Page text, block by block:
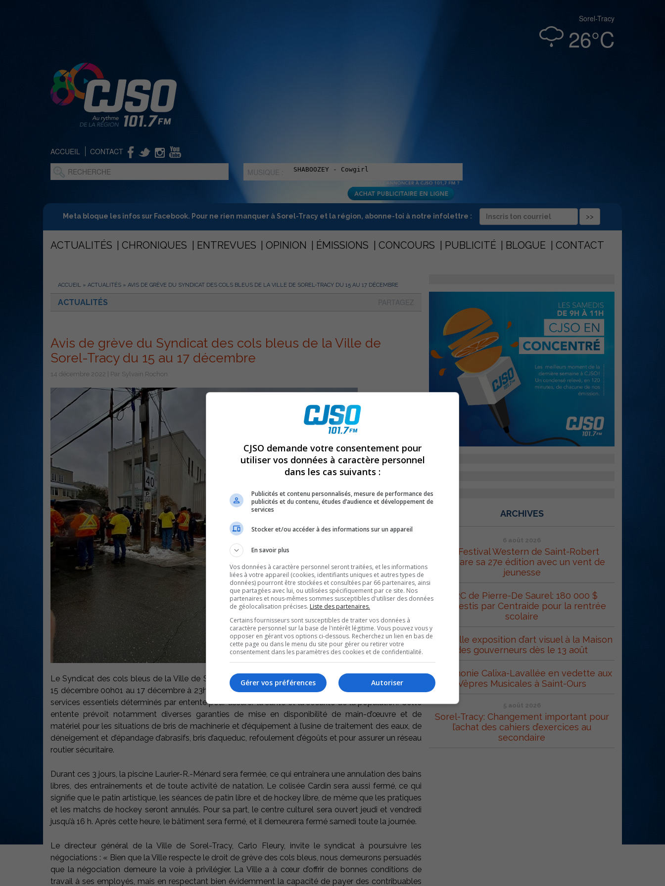
Sorel-Tracy
26°C
ACCUEIL CONTACT
MUSIQUE :
Meta bloque les infos sur Facebook. Pour ne rien manquer à Sorel-Tracy et la région, abonne-toi à notre infolettre :
ACTUALITÉS CHRONIQUES ENTREVUES OPINION ÉMISSIONS CONCOURS PUBLICITÉ BLOGUE CONTACT
ACCUEIL » ACTUALITÉS » AVIS DE GRÈVE DU SYNDICAT DES COLS BLEUS DE LA VILLE DE SOREL-TRACY DU 15 AU 17 DÉCEMBRE
ACTUALITÉS PARTAGEZ
Avis de grève du Syndicat des cols bleus de la Ville de
Sorel-Tracy du 15 au 17 décembre
14 décembre 2022 | Par Sylvain Rochon
Le Syndicat des cols bleus de la Ville de Sorel-Tracy donne avis d’une grève à durée déterminée du
15 décembre 00h01 au 17 décembre à 23h59. Le Tribunal administratif du travail a jugé suffisants les
services essentiels déterminés par entente pour assurer la santé et la sécurité de la population. Cette
entente prévoit notamment diverses garanties de mise en disponibilité de main-d’œuvre et de
matériel pour les situations de bris de machinerie et d’équipement à l’usine de traitement des eaux, de
déneigement et d’épandage d’abrasifs, bris d’aqueduc, refoulement d’égoûts et pour assurer un réseau
routier sécuritaire.
Durant ces 3 jours, la piscine Laurier-R.-Ménard sera fermée, ce qui entraînera une annulation des bains
libres, des entraînements et de toute activité de natation. Le colisée Cardin sera aussi fermé, ce qui
signifie que le patin artistique, les séances de patin libre et de hockey libre, de même que les pratiques
et les matchs de hockey seront annulés. Pour sa part, le centre culturel sera ouvert jeudi et vendredi
jusqu’à 16 h. Après cette heure, le bâtiment sera fermé, et il demeurera fermé samedi toute la journée.
Le directeur général de la Ville de Sorel-Tracy, Carlo Fleury, invite le syndicat à poursuivre les
négociations : « Bien que la Ville respecte le droit de grève des cols bleus, nous demeurons persuadés
que la négociation demeure la voie à privilégier. La Ville a à cœur d’offrir de bonnes conditions de
travail à ses employés, mais en respectant bien évidemment la capacité de payer des contribuables
ARCHIVES
6 août 2026
Le Festival Western de Saint-Robert
prépare sa 27e édition avec un vent de
jeunesse
MRC de Pierre-De Saurel: 180 000 $
réinvestis par Centraide pour la rentrée
scolaire
Nouvelle exposition d’art visuel à la Maison
des gouverneurs dès le 13 août
L’Harmonie Calixa-Lavallée en vedette aux
Vêpres Musicales à Saint-Ours
5 août 2026
Sorel-Tracy: Changement important pour
l’achat des cahiers d’exercices au
secondaire
CJSO demande votre consentement pour
utiliser vos données à caractère personnel
dans les cas suivants :
Publicités et contenu personnalisés, mesure de performance des
publicités et du contenu, études d’audience et développement de
services
Stocker et/ou accéder à des informations sur un appareil
En savoir plus
Vos données à caractère personnel seront traitées, et les informations
liées à votre appareil (cookies, identifiants uniques et autres types de
données) pourront être stockées et consultées par 66 partenaires, ainsi
que partagées avec lui, ou utilisées spécifiquement par ce site. Nos
partenaires et nous-mêmes sommes susceptibles d'utiliser des données
de géolocalisation précises. Liste des partenaires.
Certains fournisseurs sont susceptibles de traiter vos données à
caractère personnel sur la base de l'intérêt légitime. Vous pouvez vous y
opposer en gérant vos options ci-dessous. Recherchez un lien en bas de
cette page ou dans le menu du site pour gérer ou retirer votre
consentement dans les paramètres des cookies et de confidentialité.
Autoriser
Gérer vos préférences